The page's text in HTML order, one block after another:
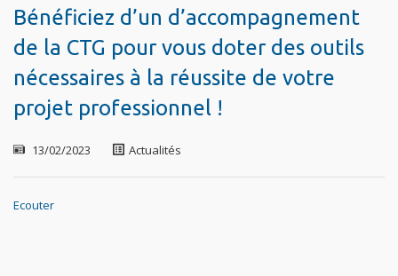
Bénéficiez d’un d’accompagnement
de la CTG pour vous doter des outils
nécessaires à la réussite de votre
projet professionnel !
13/02/2023 Actualités
Ecouter